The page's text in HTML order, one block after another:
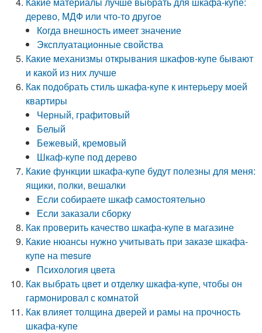
дерево, МДФ или что-то другое
Когда внешность имеет значение
Эксплуатационные свойства
Какие механизмы открывания шкафов-купе бывают
и какой из них лучше
Как подобрать стиль шкафа-купе к интерьеру моей
квартиры
Черный, графитовый
Белый
Бежевый, кремовый
Шкаф-купе под дерево
Какие функции шкафа-купе будут полезны для меня:
ящики, полки, вешалки
Если собираете шкаф самостоятельно
Если заказали сборку
Как проверить качество шкафа-купе в магазине
Какие нюансы нужно учитывать при заказе шкафа-
купе на mesure
Психология цвета
Как выбрать цвет и отделку шкафа-купе, чтобы он
гармонировал с комнатой
Как влияет толщина дверей и рамы на прочность
шкафа-купе